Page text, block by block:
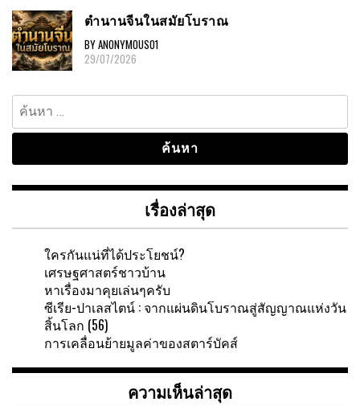
ตำนานจีนในสมัยโบราณ
BY ANONYMOUS01
29/07/2026
ค้นหา
สำหรับ:
เรื่องล่าสุด
ใครกันแน่ที่ได้ประโยชน์?
เศรษฐศาสตร์ชาวบ้าน
หาเรื่องมาคุยเล่นๆครับ
ซีเรีย-ปาเลสไตน์ : จากแผ่นดินโบราณสู่สัญญาณแห่งวัน
สิ้นโลก (56)
การเคลื่อนย้ายมูลค่าของสตาร์บัคส์
ความเห็นล่าสุด